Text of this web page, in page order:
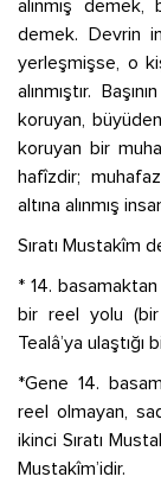
alınmış
demek. Devrin
yerleşmişse, o
alınmıştır.
koruyan,
koruyan bir
hafîzdir;
altına alınmış
Sıratı Mustakîm
* 14.
bir reel yolu
Tealâ’ya
*Gene 14.
reel olmayan,
ikinci Sıratı
Mustakîm’idir.